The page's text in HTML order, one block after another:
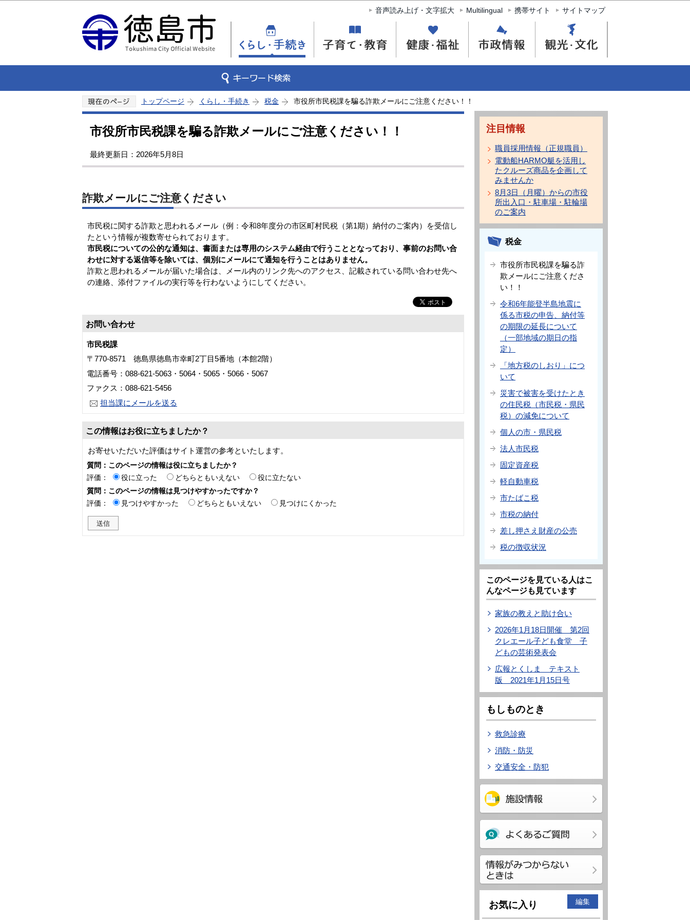
このページの本文へ移動
音声読み上げ・文字拡大 Multilingual 携帯サイト サイトマップ
トップページ くらし・手続き 税金 市役所市民税課を騙る詐欺メールにご注意ください！！
市役所市民税課を騙る詐欺メールにご注意ください！！
最終更新日：2026年5月8日
詐欺メールにご注意ください
市民税に関する詐欺と思われるメール（例：令和8年度分の市区町村民税（第1期）納付のご案内）を受信し
たという情報が複数寄せられております。
市民税についての公的な通知は、書面または専用のシステム経由で行うこととなっており、事前のお問い合
わせに対する返信等を除いては、個別にメールにて通知を行うことはありません。
詐欺と思われるメールが届いた場合は、メール内のリンク先へのアクセス、記載されている問い合わせ先へ
の連絡、添付ファイルの実行等を行わないようにしてください。
お問い合わせ
市民税課
〒770-8571 徳島県徳島市幸町2丁目5番地（本館2階）
電話番号：088-621-5063・5064・5065・5066・5067
ファクス：088-621-5456
担当課にメールを送る
この情報はお役に立ちましたか？
お寄せいただいた評価はサイト運営の参考といたします。
質問：このページの情報は役に立ちましたか？
評価：
役に立った どちらともいえない
役に立たない
質問：このページの情報は見つけやすかったですか？
評価：
見つけやすかった どちらともいえない 見つけにくかった
注目情報
職員採用情報（正規職員）
電動船HARMO艇を活用し
たクルーズ商品を企画して
みませんか
8月3日（月曜）からの市役
所出入口・駐車場・駐輪場
のご案内
税金
市役所市民税課を騙る詐
欺メールにご注意くださ
い！！
令和6年能登半島地震に
係る市税の申告、納付等
の期限の延長について
（一部地域の期日の指
定）
「地方税のしおり」につ
いて
災害で被害を受けたとき
の住民税（市民税・県民
税）の減免について
個人の市・県民税
法人市民税
固定資産税
軽自動車税
市たばこ税
市税の納付
差し押さえ財産の公売
税の徴収状況
このページを見ている人はこ
んなページも見ています
家族の教えと助け合い
2026年1月18日開催 第2回
クレエール子ども食堂 子
どもの芸術発表会
広報とくしま テキスト
版 2021年1月15日号
もしものとき
救急診療
消防・防災
交通安全・防犯
お気に入り 編集